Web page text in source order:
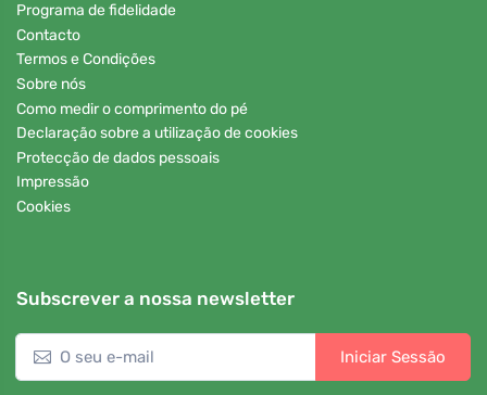
Programa de fidelidade
Contacto
Termos e Condições
Sobre nós
Como medir o comprimento do pé
Declaração sobre a utilização de cookies
Protecção de dados pessoais
Impressão
Cookies
Subscrever a nossa newsletter
Iniciar Sessão